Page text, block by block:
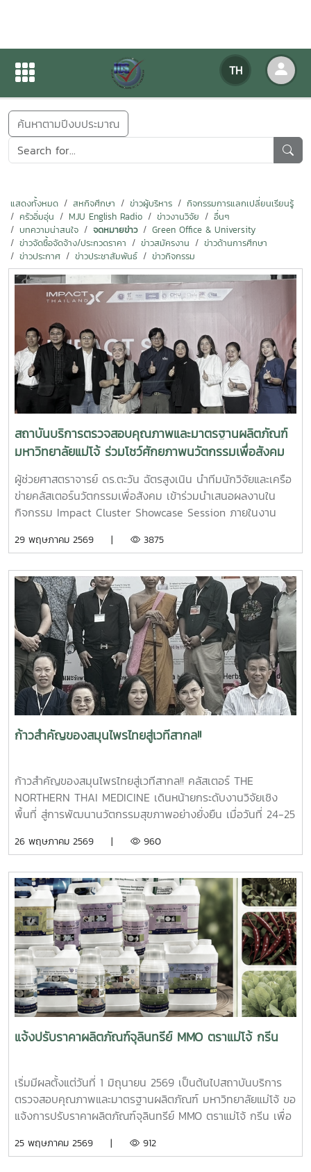
TH
ข่าวสารกิจกรรม
ค้นหาตามปีงบประมาณ
แสดงทั้งหมด สหกิจศึกษา ข่าวผู้บริหาร
กิจกรรมการแลกเปลี่ยนเรียนรู้
ครัวอิ่มอุ่น
MJU English Radio ข่าวงานวิจัย
อื่นๆ
บทความน่าสนใจ
จดหมายข่าว
Green Office & University
ข่าวจัดซื้อจัดจ้าง/ประกวดราคา
ข่าวสมัครงาน
ข่าวด้านการศึกษา
ข่าวประกาศ
ข่าวประชาสัมพันธ์ ข่าวกิจกรรม
สถาบันบริการตรวจสอบคุณภาพและมาตรฐานผลิตภัณฑ์
มหาวิทยาลัยแม่โจ้ ร่วมโชว์ศักยภาพนวัตกรรมเพื่อสังคม
บนเวทีระดับประเทศ
ผู้ช่วยศาสตราจารย์ ดร.ตะวัน ฉัตรสูงเนิน นำทีมนักวิจัยและเครือ
ข่ายคลัสเตอร์นวัตกรรมเพื่อสังคม เข้าร่วมนำเสนอผลงานใน
กิจกรรม Impact Cluster Showcase Session ภายในงาน
Innovation & Impact Collaboration” ระหว่างวันที่ 28–29
สถาบันฯ ได้ร่วมจัดแสดงผลงานในโซน SME Innovation
Showcase พร้อมนำเสนอ 3 คลัสเตอร์นวัตกรรมสำคัญ ที่มุ่ง
สร้างผลกระทบเชิงเศรษฐกิจ สังคม และสิ่งแวดล้อมอย่าง
ยั่งยืน 1. Bioproduct Innovation for Sustainable
Agriculture นวัตกรรมผลิตภัณฑ์ชีวภาพเพื่อการเกษตรยั่งยืน
ช่วยลดการใช้สารเคมี เพิ่มประสิทธิภาพการผลิต และยกระดับ
คุณภาพชีวิตเกษตรกร 2. Food Safety Innovation for
Secure, Standardized and Sustainable Food Systems
นวัตกรรมด้านความปลอดภัยอาหาร ยกระดับมาตรฐานตลอด
ห่วงโซ่อาหาร สร้างความเชื่อมั่นแก่ผู้บริโภค และเสริมสร้างความ
มั่นคงทางอาหาร 3. Transforming Thai Herbs through
เพิ่มมูลค่าผลิตภัณฑ์ พร้อมสร้างโอกาสทางเศรษฐกิจให้แก่ชุมชน
และผู้ประกอบการ การเข้าร่วมเวทีครั้งนี้สะท้อนบทบาทของ
สถาบันบริการตรวจสอบคุณภาพและมาตรฐานผลิตภัณฑ์
นวัตกรรมสู่การใช้ประโยชน์จริง พร้อมสร้างเครือข่ายความร่วม
29 พฤษภาคม 2569 | 3875
ก้าวสำคัญของสมุนไพรไทยสู่เวทีสากล!!
ก้าวสำคัญของสมุนไพรไทยสู่เวทีสากล!! คลัสเตอร์ THE
NORTHERN THAI MEDICINE เดินหน้ายกระดับงานวิจัยเชิง
พื้นที่ สู่การพัฒนานวัตกรรมสุขภาพอย่างยั่งยืน เมื่อวันที่ 24-25
อำนวยการสถาบันบริการตรวจสอบคุณภาพและมาตรฐาน
ลงพื้นที่เข้าร่วมงาน “มหกรรมภูมิปัญญาแพทย์แผนไทย ครั้งที่ 6
(TTM WISDOM EXPO 2026)” และการประชุมวิชาการนานาชาติ
ณ ศูนย์เรียนรู้สมุนไพรไทย หมอพื้นบ้าน - หมอพร วัดคีรีวงก์
(วัดน้ำตก) จังหวัดชุมพร การลงพื้นที่ครั้งนี้ได้รับความร่วมมือ
จากผู้บริหารระดับนโยบายและผู้เชี่ยวชาญหลากหลายสาขา เพื่อ
ร่วมบูรณาการโจทย์วิจัยที่ตอบโจทย์การพัฒนาประเทศ ได้แก่
รศ.ดร.ปุ่น เที่ยงบูรณธรรม รองผู้อำนวยการฝ่ายแผนและ
ยุทธศาสตร์องค์กร หน่วยบริหารและจัดการทุนด้านการพัฒนา
ระดับพื้นที่ (บพท.) ร่วมแลกเปลี่ยนแนวทางการขับเคลื่อนทุนวิจัย
เพื่อการพัฒนาเชิงพื้นที่ (AREA-BASED DEVELOPMENT) โดย
ใช้สมุนไพรไทยเป็นกลไกยกระดับเศรษฐกิจฐานราก นายสุภกิจ
สร้างสรรค์ ร่วมเชื่อมโยงแนวคิดการนำอัตลักษณ์และสมุนไพร
ไทยมาต่อยอดเป็นผลิตภัณฑ์และวัสดุสร้างสรรค์ เพื่อเพิ่มมูลค่าใน
อุตสาหกรรมยุคใหม่ นอกจากนี้ ภายในเวทีการประชุมยังเกิดการ
“คลัสเตอร์ภาคเหนือ” และผู้เชี่ยวชาญด้านการแพทย์แผนไทยจาก
26 พฤษภาคม 2569 | 960
แจ้งปรับราคาผลิตภัณฑ์จุลินทรีย์ MMO ตราแม่โจ้ กรีน
เริ่มมีผลตั้งแต่วันที่ 1 มิถุนายน 2569 เป็นต้นไปสถาบันบริการ
ตรวจสอบคุณภาพและมาตรฐานผลิตภัณฑ์ มหาวิทยาลัยแม่โจ้ ขอ
แจ้งการปรับราคาผลิตภัณฑ์จุลินทรีย์ MMO ตราแม่โจ้ กรีน เพื่อ
ปัจจุบัน โดยยังคงมุ่งมั่นรักษามาตรฐานคุณภาพของผลิตภัณฑ์
25 พฤษภาคม 2569 | 912